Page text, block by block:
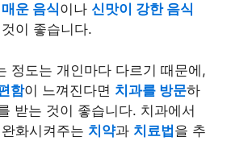
매운 음식이나 신맛이 강한 음식
이 좋습니다.
정도는 개인마다 다르기 때문에,
함이 느껴진다면 치과를 방문하
받는 것이 좋습니다. 치과에서
화시켜주는 치약과 치료법을 추